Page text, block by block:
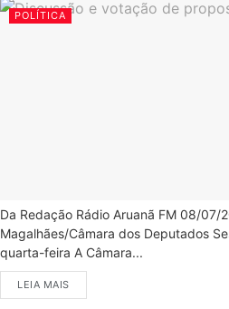
POLÍTICA
Da Redação Rádio Aruanã FM 08/
Magalhães/Câmara dos Deputados
quarta-feira A Câmara...
LEIA MAIS